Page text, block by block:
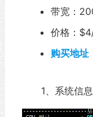
带宽：
价格：
购买地址
1、系统信息